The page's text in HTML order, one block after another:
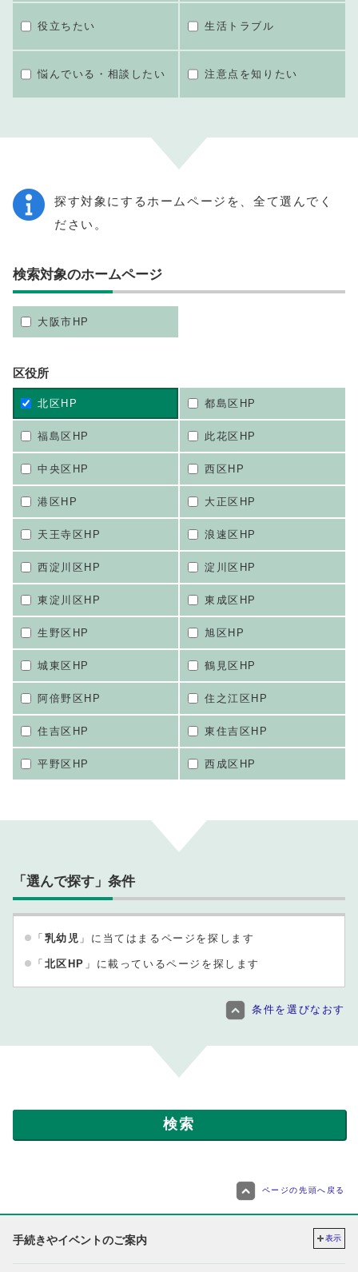
役立ちたい 生活トラブル
悩んでいる・相談したい 注意点を知りたい
探す対象にするホームページを、全て選んでく
ださい。
検索対象のホームページ
大阪市HP
区役所
北区HP 都島区HP
福島区HP 此花区HP
中央区HP 西区HP
港区HP 大正区HP
天王寺区HP 浪速区HP
西淀川区HP 淀川区HP
東淀川区HP 東成区HP
生野区HP 旭区HP
城東区HP 鶴見区HP
阿倍野区HP 住之江区HP
住吉区HP 東住吉区HP
平野区HP 西成区HP
「選んで探す」条件
「 乳幼児 」に当てはまるページを探します
「 北区HP 」に載っているページを探します
条件を選びなおす
ページの先頭へ戻る
手続きやイベントのご案内 表示